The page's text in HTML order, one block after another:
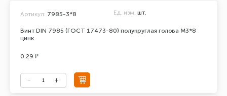
Винт DIN 7985 (ГОСТ 17473-80) полукруглая голова М3*8
цинк
Артикул: 7985-3*8 Ед. изм. шт.
0.29 ₽